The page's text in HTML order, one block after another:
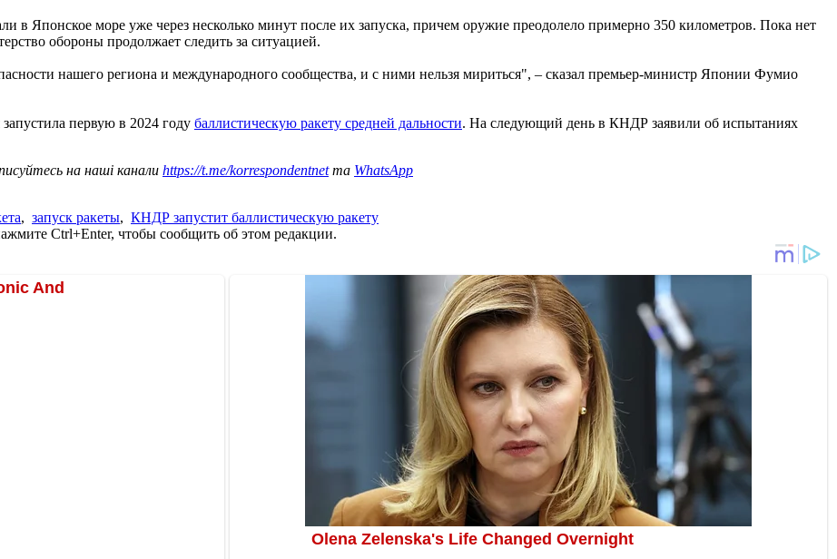
в Японское море уже через несколько минут после их запуска, причем оружие преодолело примерно 350 километров. Пока нет
обороны продолжает следить за ситуацией.
нашего региона и международного сообщества, и с ними нельзя мириться", – сказал премьер-министр Японии Фумио
первую в 2024 году баллистическую ракету средней дальности. На следующий день в КНДР заявили об испытаниях
на наші канали https://t.me/korrespondentnetта WhatsApp
, запуск ракеты, КНДР запустит баллистическую ракету
Ctrl+Enter, чтобы сообщить об этом редакции.